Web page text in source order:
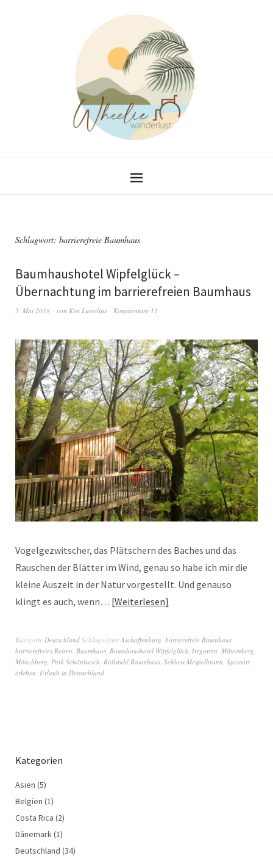
Schlagwort: barrierefreie Baumhaus
Baumhaushotel Wipfelglück –
Übernachtung im barrierefreien Baumhaus
5. Mai 2018 von Kim Lumelius Kommentare 11
Vogelgezwitscher, das Plätschern des Baches und das
Rauschen der Blätter im Wind, genau so habe ich mir die
kleine Auszeit in der Natur vorgestellt. Und genauso
klingt es auch, wenn… Weiterlesen
Kategorie Deutschland SchlagwörterAschaffenburg, barrierefreie Baumhaus,
barrierefreies Reisen, Baumhaus, Baumhaushotel Wipfelglück, Irrgarten, Milternberg,
Mönchberg, Park Schönbusch, Rollstuhl Baumhaus, Schloss Mespelbrunn, Spessart
erleben, Urlaub in Deutschland
Kategorien
Asien (5)
Belgien (1)
Costa Rica (2)
Dänemark(1)
Deutschland (34)